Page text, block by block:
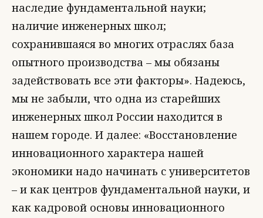
наследие фундаментальной науки;
наличие инженерных школ;
сохранившаяся во многих отраслях база
опытного производства – мы обязаны
задействовать все эти факторы». Надеюсь,
мы не забыли, что одна из старейших
инженерных школ России находится в
нашем городе. И далее: «Восстановление
инновационного характера нашей
экономики надо начинать с университетов
– и как центров фундаментальной науки, и
как кадровой основы инновационного